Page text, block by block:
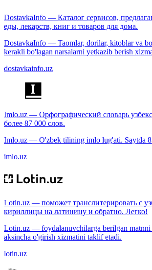
DostavkaInfo — Каталог сервисов,
еды, лекарств, книг и товаров для дома.
DostavkaInfo — Taomlar, dorilar, kitoblar va
kerakli bo'lagan narsalarni yetkazib berish
dostavkainfo.uz
Imlo.uz — Орфографический словарь
более 87 000 слов.
Imlo.uz — O'zbek tilining imlo lug'ati. Saytda
imlo.uz
Lotin.uz — поможет транслитерировать с
кириллицы на латиницу и обратно. Легко!
Lotin.uz — foydalanuvchilarga berilgan
aksincha o'girish xizmatini taklif etadi.
lotin.uz